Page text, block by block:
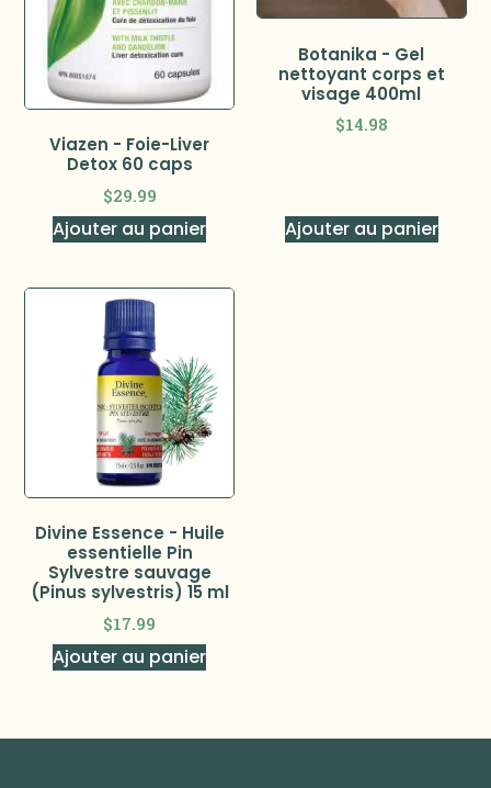
Viazen - Foie-Liver
Detox 60 caps
$29.99
Ajouter au panier
Botanika - Gel
nettoyant corps et
visage 400ml
$14.98
Ajouter au panier
Divine Essence - Huile
essentielle Pin
Sylvestre sauvage
(Pinus sylvestris) 15 ml
$17.99
Ajouter au panier